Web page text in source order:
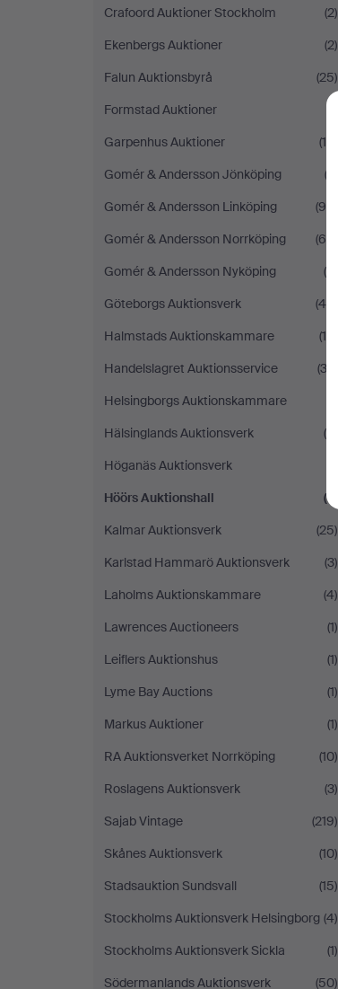
Crafoord Auktioner Stockholm
(2)
Ekenbergs Auktioner
(2)
Falun Auktionsbyrå
(25)
Formstad Auktioner
Garpenhus Auktioner
(10)
Gomér & Andersson Jönköping
(2)
Gomér & Andersson Linköping
(96)
Gomér & Andersson Norrköping
(60)
Gomér & Andersson Nyköping
(9)
Göteborgs Auktionsverk
(40)
Halmstads Auktionskammare
(16)
Handelslagret Auktionsservice
(32)
Helsingborgs Auktionskammare
Hälsinglands Auktionsverk
(5)
Höganäs Auktionsverk
Höörs Auktionshall
(7)
Kalmar Auktionsverk
(25)
Karlstad Hammarö Auktionsverk
(3)
Laholms Auktionskammare
(4)
Lawrences Auctioneers
(1)
Leiflers Auktionshus
(1)
Lyme Bay Auctions
(1)
Markus Auktioner
(1)
RA Auktionsverket Norrköping
(10)
Roslagens Auktionsverk
(3)
Sajab Vintage
(219)
Skånes Auktionsverk
(10)
Stadsauktion Sundsvall
(15)
Stockholms Auktionsverk Helsingborg (4)
Stockholms Auktionsverk Sickla
(1)
Södermanlands Auktionsverk
(50)